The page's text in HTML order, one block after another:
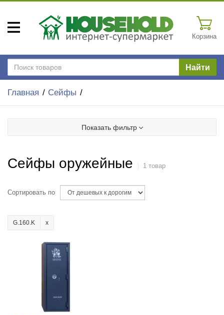
Корзина
Найти
Главная Сейфы
Показать фильтр
Сейфы оружейные 1 товар
Сортировать по
G.160.K